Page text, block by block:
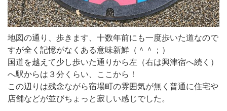
地図の通り、歩きます、十数年前にも一度歩いた道なので
すが全く記憶がなくある意味新鮮（＾＾；）
国道を越えて少し歩いた通りから左（右は興津宿へ続く）
へ駅からは３分くらい、ここから！
この辺りは残念ながら宿場町の雰囲気が無く普通に住宅や
店舗などが並びちょっと寂しい感じでした。